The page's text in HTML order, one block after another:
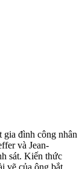
gia đình công nhân
và Jean-
sát. Kiến thức